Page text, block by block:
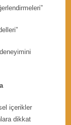
içerikler
dikkat